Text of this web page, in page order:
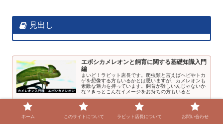
見出し
エボシカメレオンと飼育に関する基礎知識入門
編
まいど！ラビット店長です。爬虫類と言えばヘビやトカ
ゲを想像する方もいるかとは思いますが、カメレオンも
素敵な魅力を持っています。飼育が難しいんじゃないか
な？きっとこんなイメージをお持ちの方もいると...
rabiit-tentyou.com 2021.09.08
ホーム このサイトについて ラビット店長について お問い合わせ